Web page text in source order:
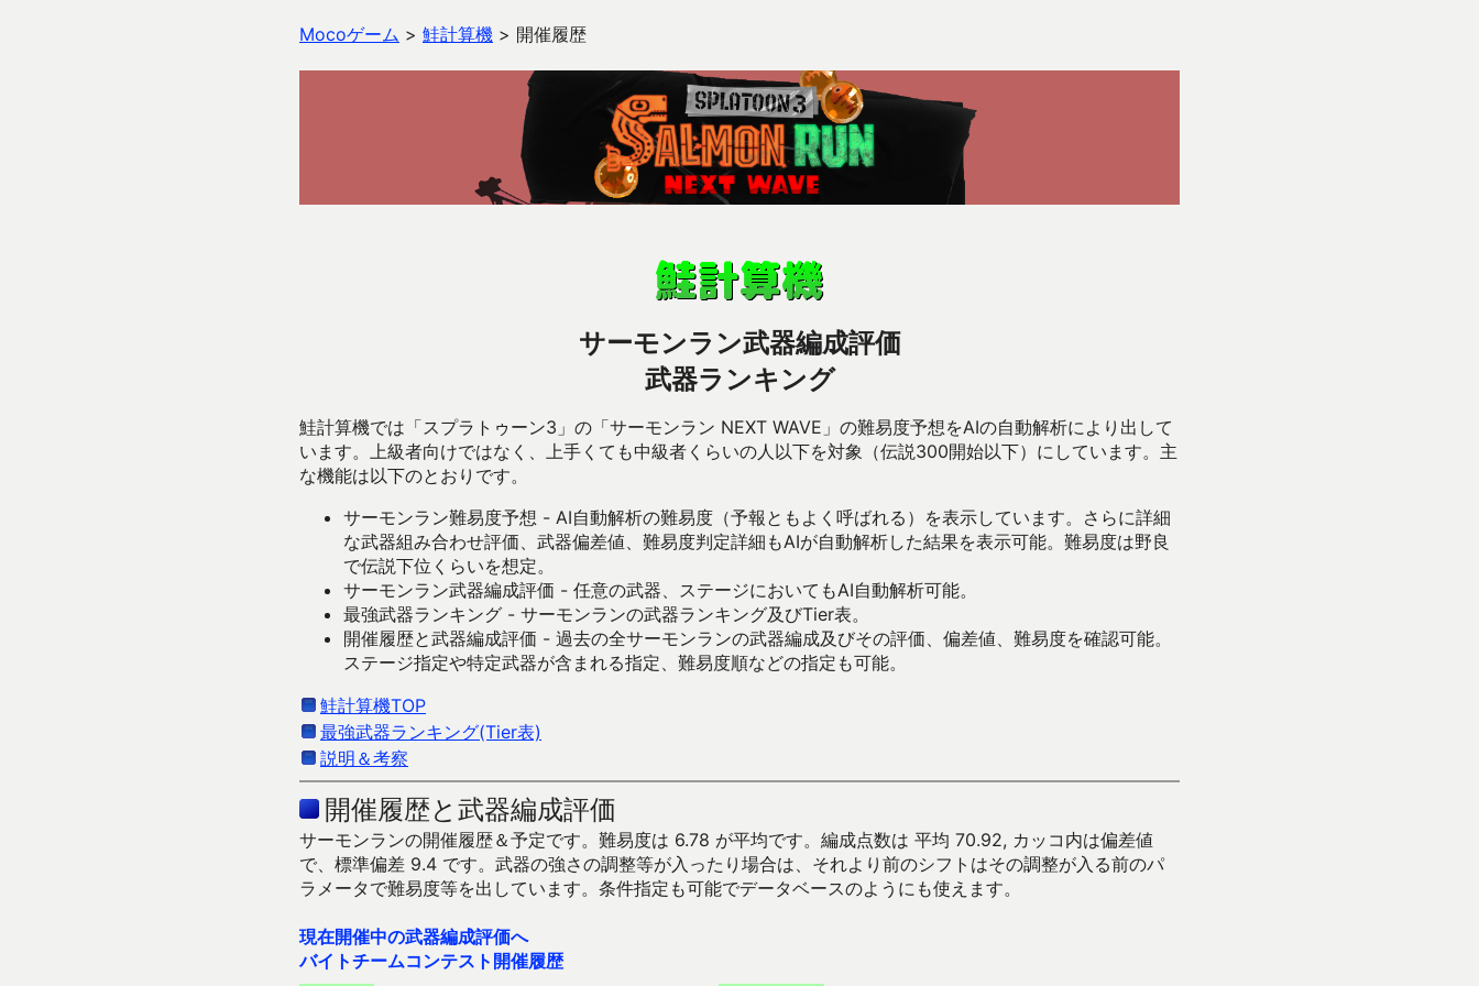
Mocoゲーム > 鮭計算機 > 開催履歴
サーモンラン武器編成評価
武器ランキング
鮭計算機では「スプラトゥーン3」の「サーモンラン NEXT WAVE」の難易度予想をAIの自動解析により出して
います。上級者向けではなく、上手くても中級者くらいの人以下を対象（伝説300開始以下）にしています。主
な機能は以下のとおりです。
サーモンラン難易度予想 - AI自動解析の難易度（予報ともよく呼ばれる）を表示しています。さらに詳細
な武器組み合わせ評価、武器偏差値、難易度判定詳細もAIが自動解析した結果を表示可能。難易度は野良
で伝説下位くらいを想定。
サーモンラン武器編成評価 - 任意の武器、ステージにおいてもAI自動解析可能。
最強武器ランキング - サーモンランの武器ランキング及びTier表。
開催履歴と武器編成評価 - 過去の全サーモンランの武器編成及びその評価、偏差値、難易度を確認可能。
ステージ指定や特定武器が含まれる指定、難易度順などの指定も可能。
鮭計算機TOP
最強武器ランキング(Tier表)
説明＆考察
開催履歴と武器編成評価
サーモンランの開催履歴＆予定です。難易度は 6.78 が平均です。編成点数は 平均 70.92, カッコ内は偏差値
で、標準偏差 9.4 です。武器の強さの調整等が入ったり場合は、それより前のシフトはその調整が入る前のパ
ラメータで難易度等を出しています。条件指定も可能でデータベースのようにも使えます。
現在開催中の武器編成評価へ
バイトチームコンテスト開催履歴